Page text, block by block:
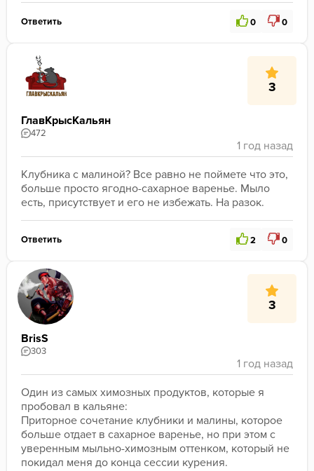
Ответить 0 0
3
ГлавКрысКальян
472
Клубника с малиной? Все равно не поймете что это,
больше просто ягодно-сахарное варенье. Мыло
есть, присутствует и его не избежать. На разок.
Ответить 2 0
3
BrisS
303
Один из самых химозных продуктов, которые я
пробовал в кальяне:
Приторное сочетание клубники и малины, которое
больше отдает в сахарное варенье, но при этом с
уверенным мыльно-химозным оттенком, который не
покидал меня до конца сессии курения.